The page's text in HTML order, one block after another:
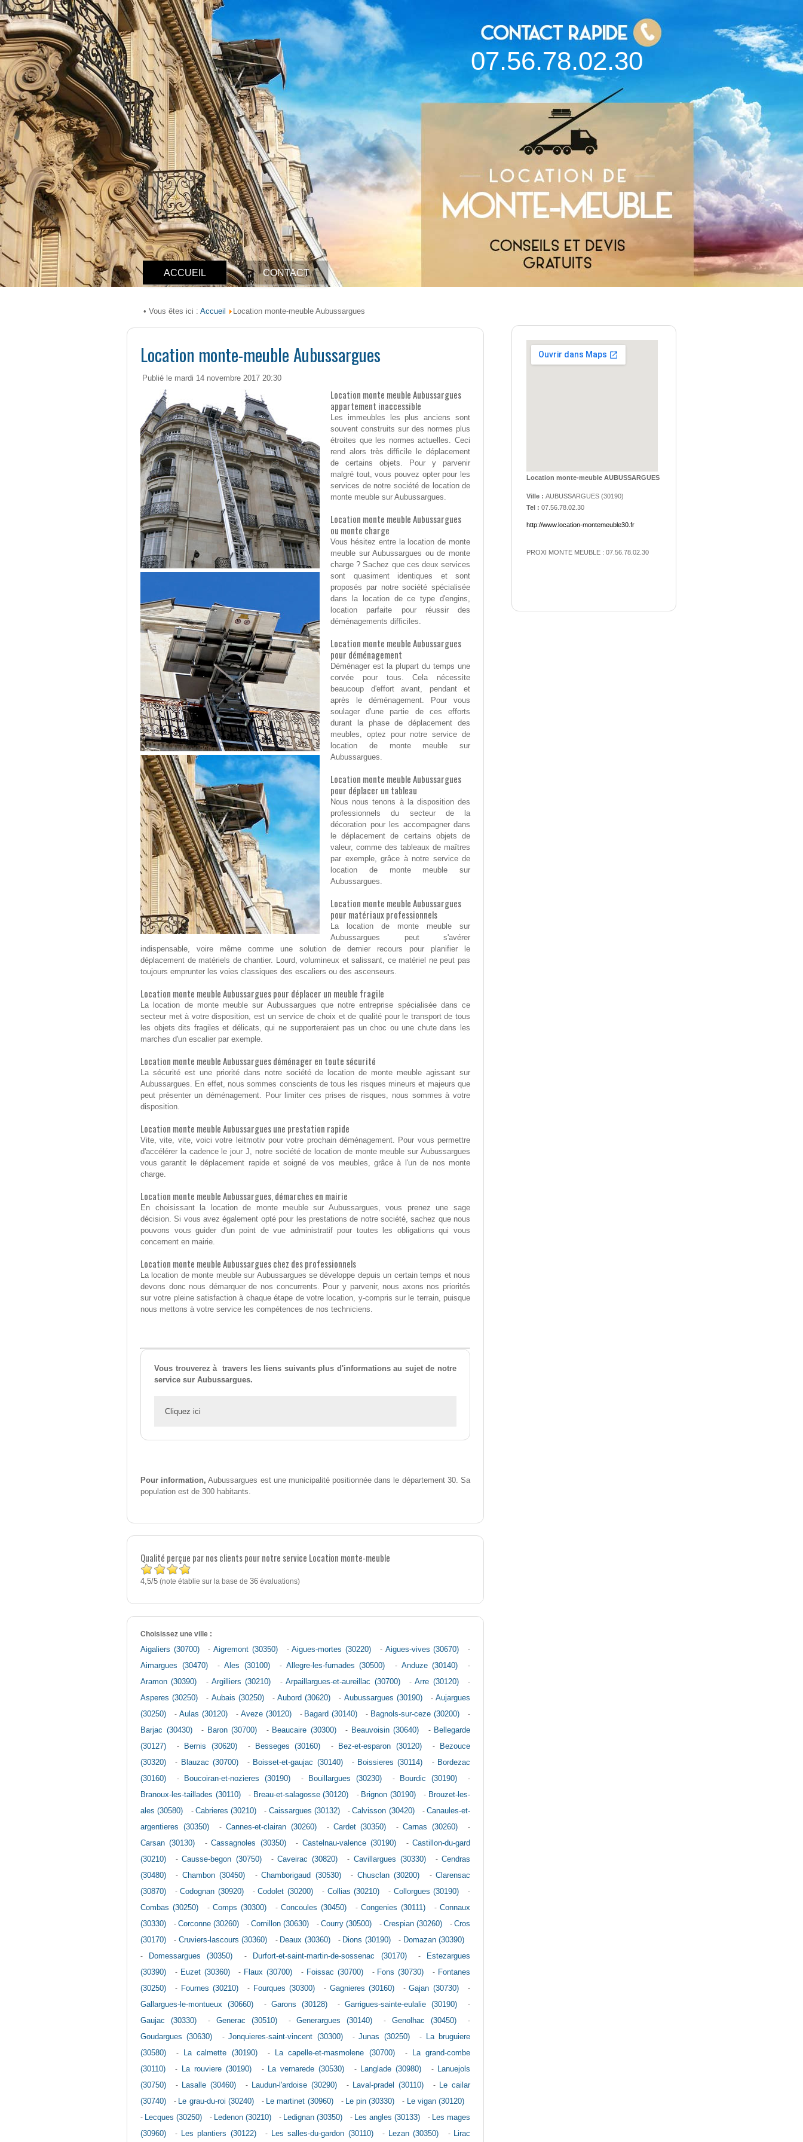
07.56.78.02.30
ACCUEIL CONTACT
• Vous êtes ici : Accueil Location monte-meuble Aubussargues
Location monte-meuble Aubussargues
Publié le mardi 14 novembre 2017 20:30
Location monte meuble Aubussargues
appartement inaccessible
Les immeubles les plus anciens sont
souvent construits sur des normes plus
étroites que les normes actuelles. Ceci
rend alors très difficile le déplacement
de certains objets. Pour y parvenir
malgré tout, vous pouvez opter pour les
services de notre société de location de
monte meuble sur Aubussargues.
Location monte meuble Aubussargues
ou monte charge
Vous hésitez entre la location de monte
meuble sur Aubussargues ou de monte
charge ? Sachez que ces deux services
sont quasiment identiques et sont
proposés par notre société spécialisée
dans la location de ce type d'engins,
location parfaite pour réussir des
déménagements difficiles.
Location monte meuble Aubussargues
pour déménagement
Déménager est la plupart du temps une
corvée pour tous. Cela nécessite
beaucoup d'effort avant, pendant et
après le déménagement. Pour vous
soulager d'une partie de ces efforts
durant la phase de déplacement des
meubles, optez pour notre service de
location de monte meuble sur
Aubussargues.
Location monte meuble Aubussargues
pour déplacer un tableau
Nous nous tenons à la disposition des
professionnels du secteur de la
décoration pour les accompagner dans
le déplacement de certains objets de
valeur, comme des tableaux de maîtres
par exemple, grâce à notre service de
location de monte meuble sur
Aubussargues.
Location monte meuble Aubussargues
pour matériaux professionnels
La location de monte meuble sur
Aubussargues peut s'avérer
indispensable, voire même comme une solution de dernier recours pour planifier le
déplacement de matériels de chantier. Lourd, volumineux et salissant, ce matériel ne peut pas
toujours emprunter les voies classiques des escaliers ou des ascenseurs.
Location monte meuble Aubussargues pour déplacer un meuble fragile
La location de monte meuble sur Aubussargues que notre entreprise spécialisée dans ce
secteur met à votre disposition, est un service de choix et de qualité pour le transport de tous
les objets dits fragiles et délicats, qui ne supporteraient pas un choc ou une chute dans les
marches d'un escalier par exemple.
Location monte meuble Aubussargues déménager en toute sécurité
La sécurité est une priorité dans notre société de location de monte meuble agissant sur
Aubussargues. En effet, nous sommes conscients de tous les risques mineurs et majeurs que
peut présenter un déménagement. Pour limiter ces prises de risques, nous sommes à votre
disposition.
Location monte meuble Aubussargues une prestation rapide
Vite, vite, vite, voici votre leitmotiv pour votre prochain déménagement. Pour vous permettre
d'accélérer la cadence le jour J, notre société de location de monte meuble sur Aubussargues
vous garantit le déplacement rapide et soigné de vos meubles, grâce à l'un de nos monte
charge.
Location monte meuble Aubussargues, démarches en mairie
En choisissant la location de monte meuble sur Aubussargues, vous prenez une sage
décision. Si vous avez également opté pour les prestations de notre société, sachez que nous
pouvons vous guider d'un point de vue administratif pour toutes les obligations qui vous
concernent en mairie.
Location monte meuble Aubussargues chez des professionnels
La location de monte meuble sur Aubussargues se développe depuis un certain temps et nous
devons donc nous démarquer de nos concurrents. Pour y parvenir, nous axons nos priorités
sur votre pleine satisfaction à chaque étape de votre location, y-compris sur le terrain, puisque
nous mettons à votre service les compétences de nos techniciens.
Vous trouverez à travers les liens suivants plus d'informations au sujet de notre
service sur Aubussargues.
Cliquez ici
Pour information, Aubussargues est une municipalité positionnée dans le département 30. Sa
population est de 300 habitants.
Qualité perçue par nos clients pour notre service Location monte-meuble
4,5/5 (note établie sur la base de 36 évaluations)
Choisissez une ville :
Aigaliers (30700)
-Aigremont (30350) -Aigues-mortes (30220) - Aigues-vives (30670)
-
Aimargues (30470)
- Ales (30100) - Allegre-les-fumades (30500) - Anduze (30140)
-
Aramon (30390)
-Argilliers (30210) -Arpaillargues-et-aureillac (30700) -Arre (30120)
-
Asperes (30250)
- Aubais (30250) -Aubord (30620) - Aubussargues (30190) -Aujargues
(30250)
- Aulas (30120) - Aveze (30120) - Bagard (30140) - Bagnols-sur-ceze (30200)
-
Barjac (30430)
- Baron (30700) - Beaucaire (30300) - Beauvoisin (30640) - Bellegarde
(30127)
- Bernis (30620) - Besseges (30160) - Bez-et-esparon (30120) -
Bezouce
(30320)
- Blauzac (30700) - Boisset-et-gaujac (30140) - Boissieres (30114) - Bordezac
(30160)
- Boucoiran-et-nozieres (30190) - Bouillargues (30230) - Bourdic (30190)
-
Branoux-les-taillades (30110)
- Breau-et-salagosse (30120) - Brignon (30190) - Brouzet-les-
ales (30580)
- Cabrieres (30210) - Caissargues (30132) -Calvisson (30420) - Canaules-et-
argentieres (30350)
- Cannes-et-clairan (30260) - Cardet (30350) -Carnas (30260)
-
Carsan (30130)
-Cassagnoles (30350) - Castelnau-valence (30190) -Castillon-du-gard
(30210)
-Causse-begon (30750) - Caveirac (30820) - Cavillargues (30330) -Cendras
(30480)
- Chambon (30450) -Chamborigaud (30530) - Chusclan (30200) -Clarensac
(30870)
-Codognan (30920) -Codolet (30200) - Collias (30210) - Collorgues (30190)
-
Combas (30250)
- Comps (30300) - Concoules (30450) - Congenies (30111) - Connaux
(30330)
- Corconne (30260) - Cornillon (30630) - Courry (30500) - Crespian (30260) - Cros
(30170)
- Cruviers-lascours (30360) - Deaux (30360) - Dions (30190) - Domazan (30390)
-
Domessargues (30350) - Durfort-et-saint-martin-de-sossenac (30170) -
Estezargues
(30390)
- Euzet (30360) - Flaux (30700) - Foissac (30700) - Fons (30730) - Fontanes
(30250)
- Fournes (30210) - Fourques (30300) - Gagnieres (30160) -Gajan (30730)
-
Gallargues-le-montueux (30660)
- Garons (30128) -Garrigues-sainte-eulalie (30190)
-
Gaujac (30330)
- Generac (30510) -Generargues (30140) - Genolhac (30450)
-
Goudargues (30630)
-Jonquieres-saint-vincent (30300) -Junas (30250) -
La bruguiere
(30580)
- La calmette (30190) - La capelle-et-masmolene (30700) -
La grand-combe
(30110)
- La rouviere (30190) - La vernarede (30530) - Langlade (30980) - Lanuejols
(30750)
- Lasalle (30460) - Laudun-l'ardoise (30290) - Laval-pradel (30110) - Le cailar
(30740)
- Le grau-du-roi (30240) - Le martinet (30960) - Le pin (30330) - Le vigan (30120)
- Lecques (30250) - Ledenon (30210) - Ledignan (30350) - Les angles (30133) - Les mages
(30960)
- Les plantiers (30122) - Les salles-du-gardon (30110) - Lezan (30350) - Lirac
Location monte-meuble AUBUSSARGUES
Ville : AUBUSSARGUES (30190)
Tel : 07.56.78.02.30
http://www.location-montemeuble30.fr
PROXI MONTE MEUBLE : 07.56.78.02.30